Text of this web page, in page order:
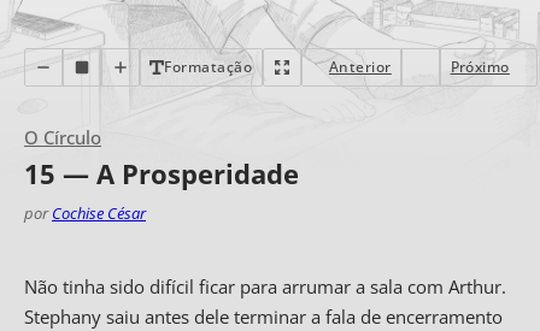
Formatação Anterior Próximo
O Círculo
15 — A Prosperidade
porCochise César
Não tinha sido difícil ficar para arrumar a sala com Arthur.
Stephany saiu antes dele terminar a fala de encerramento